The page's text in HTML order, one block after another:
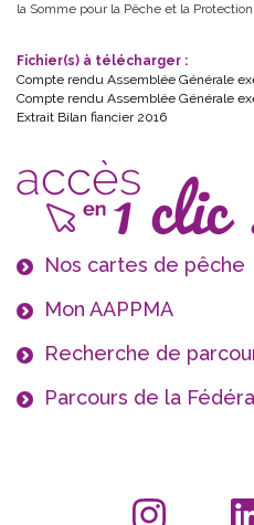
la Somme pour la Pêche et la
Fichier(s) à télécharger :
Compte rendu Assemblée Générale
Compte rendu Assemblée Générale
Extrait Bilan fiancier 2016
Nos cartes de pêche
Mon AAPPMA
Recherche de
Parcours de la